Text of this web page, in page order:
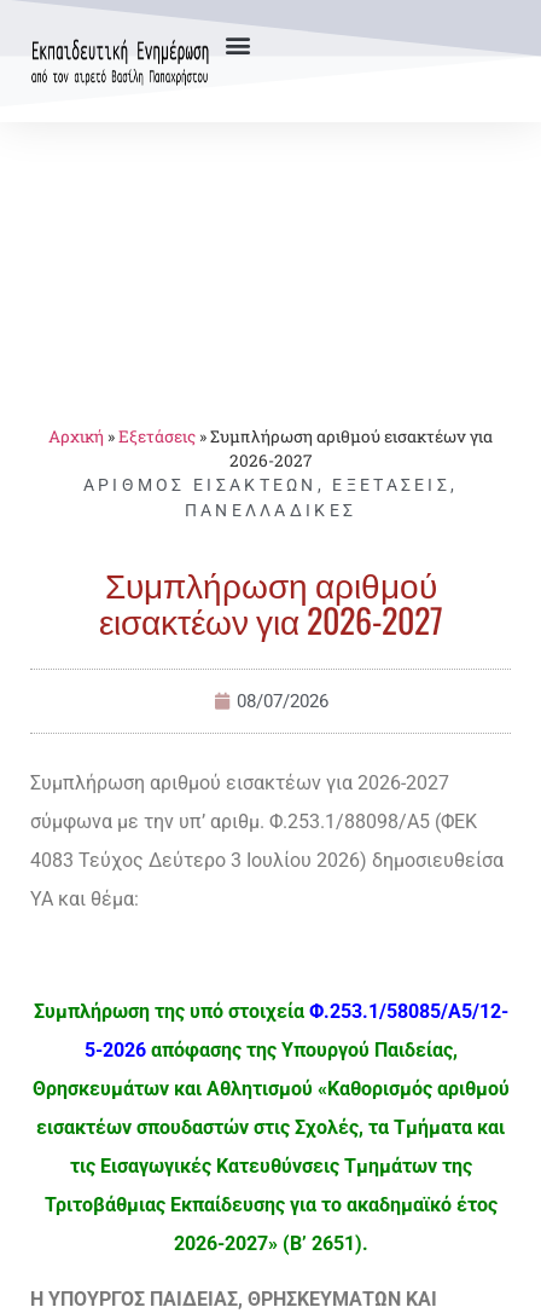
Αρχική »Εξετάσεις »Συμπλήρωση αριθμού εισακτέων για
2026-2027
ΑΡΙΘΜΌΣ ΕΙΣΑΚΤΈΩΝ , ΕΞΕΤΆΣΕΙΣ ,
ΠΑΝΕΛΛΑΔΙΚΈΣ
Συμπλήρωση αριθμού
εισακτέων για 2026-2027
08/07/2026
Συμπλήρωση αριθμού εισακτέων για 2026-2027
σύμφωνα με την υπ’ αριθμ. Φ.253.1/88098/Α5 (ΦΕΚ
4083 Τεύχος Δεύτερο 3 Ιουλίου 2026) δημοσιευθείσα
ΥΑ και θέμα:
Συμπλήρωση της υπό στοιχεία Φ.253.1/58085/Α5/12-
5-2026απόφασης της Υπουργού Παιδείας,
Θρησκευμάτων και Αθλητισμού «Καθορισμός αριθμού
εισακτέων σπουδαστών στις Σχολές, τα Τμήματα και
τις Εισαγωγικές Κατευθύνσεις Τμημάτων της
Τριτοβάθμιας Εκπαίδευσης για το ακαδημαϊκό έτος
2026-2027» (Β’ 2651).
Η ΥΠΟΥΡΓΟΣ ΠΑΙΔΕΙΑΣ, ΘΡΗΣΚΕΥΜΑΤΩΝ ΚΑΙ